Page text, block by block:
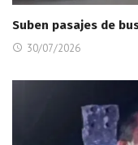
Suben pasajes de
30/07/2026